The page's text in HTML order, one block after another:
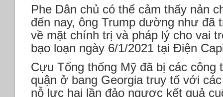
Phe Dân chủ có thể cảm thấy nản
đến nay, ông Trump dường như đã
về mặt chính trị và pháp lý cho vai
bạo loạn ngày 6/1/2021 tại Điện
Cựu Tổng thống Mỹ đã bị các
quận ở bang Georgia truy tố với
nỗ lực hai lần đảo ngược kết quả